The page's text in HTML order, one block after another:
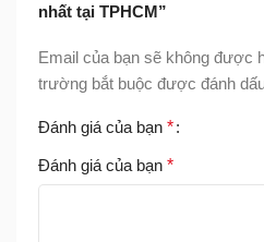
nhất tại TPHCM”
Email của bạn sẽ không được
trường bắt buộc được đánh
Đánh giá của bạn *
Đánh giá của bạn *